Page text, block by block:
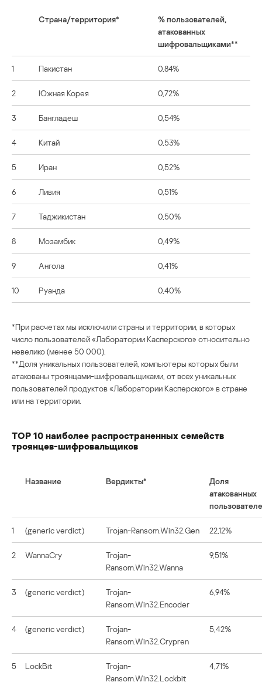
Страна/территория*
% пользователей,
атакованных
шифровальщиками**
1 Пакистан 0,84%
2 Южная Корея 0,72%
3 Бангладеш 0,54%
4 Китай 0,53%
5 Иран 0,52%
6 Ливия 0,51%
7 Таджикистан 0,50%
8 Мозамбик 0,49%
9 Ангола 0,41%
10 Руанда 0,40%
*При расчетах мы исключили страны и территории, в которых
число пользователей «Лаборатории Касперского» относительно
невелико (менее 50 000).
**Доля уникальных пользователей, компьютеры которых были
атакованы троянцами-шифровальщиками, от всех уникальных
пользователей продуктов «Лаборатории Касперского» в стране
или на территории.
TОР 10 наиболее распространенных семейств
троянцев-шифровальщиков
Название Вердикты*
Доля
атакованных
1 (generic verdict) Trojan-Ransom.Win32.Gen 22,12%
2 WannaCry
Trojan-
Ransom.Win32.Wanna
9,51%
3 (generic verdict)
Trojan-
Ransom.Win32.Encoder
6,94%
4 (generic verdict)
Trojan-
Ransom.Win32.Crypren
5,42%
5 LockBit
Trojan-
Ransom.Win32.Lockbit
4,71%